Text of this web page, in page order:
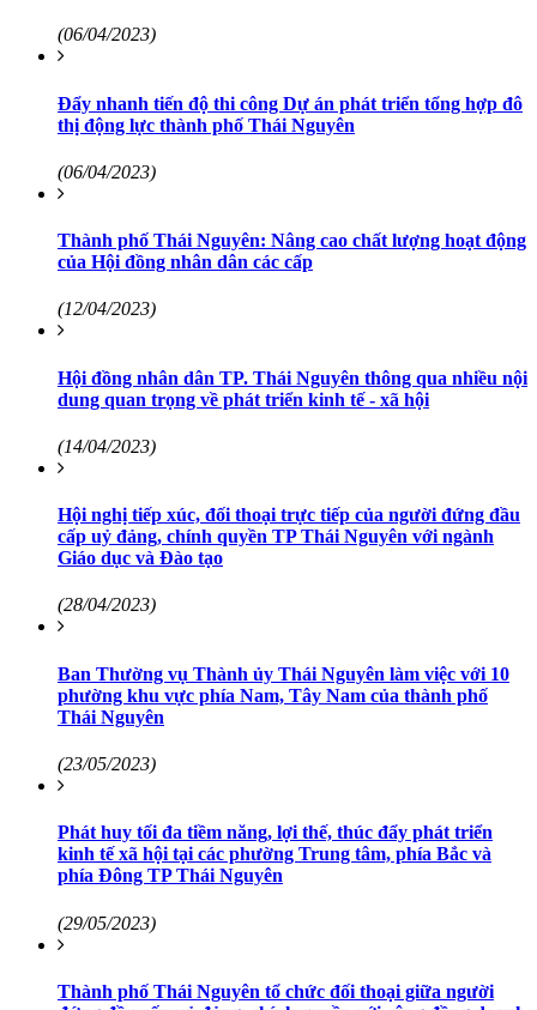
(06/04/2023)
Đẩy nhanh tiến độ thi công Dự án phát triển tổng hợp đô
thị động lực thành phố Thái Nguyên
(06/04/2023)
Thành phố Thái Nguyên: Nâng cao chất lượng hoạt động
của Hội đồng nhân dân các cấp
(12/04/2023)
Hội đồng nhân dân TP. Thái Nguyên thông qua nhiều nội
dung quan trọng về phát triển kinh tế - xã hội
(14/04/2023)
Hội nghị tiếp xúc, đối thoại trực tiếp của người đứng đầu
cấp uỷ đảng, chính quyền TP Thái Nguyên với ngành
Giáo dục và Đào tạo
(28/04/2023)
Ban Thường vụ Thành ủy Thái Nguyên làm việc với 10
phường khu vực phía Nam, Tây Nam của thành phố
Thái Nguyên
(23/05/2023)
Phát huy tối đa tiềm năng, lợi thế, thúc đẩy phát triển
kinh tế xã hội tại các phường Trung tâm, phía Bắc và
phía Đông TP Thái Nguyên
(29/05/2023)
Thành phố Thái Nguyên tổ chức đối thoại giữa người